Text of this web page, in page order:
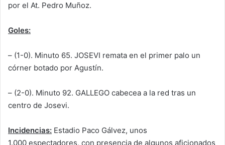
por el At. Pedro Muñoz.
Goles:
– (1-0). Minuto 65. JOSEVI remata en el primer palo un
córner botado por Agustín.
– (2-0). Minuto 92. GALLEGO cabecea a la red tras un
centro de Josevi.
Incidencias: Estadio Paco Gálvez, unos
1.000 espectadores, con presencia de algunos aficionados